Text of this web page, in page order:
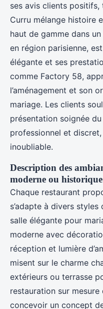
ses avis clients
Curru mélange histoire
haut de gamme dans
en région parisienne,
élégante et ses
comme Factory 58,
l’aménagement et son
mariage. Les clients
présentation soignée
professionnel et
inoubliable.
Description des
moderne ou historique
Chaque restaurant
s’adapte à divers
salle élégante pour
moderne avec
réception et lumière
misent sur le charme
extérieurs ou terrasse
restauration sur
concevoir un concept